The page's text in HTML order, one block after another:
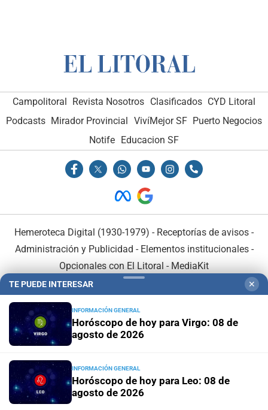
Campolitoral Revista Nosotros Clasificados CYD Litoral
Podcasts Mirador Provincial VivíMejor SF Puerto Negocios
Notife Educacion SF
Hemeroteca Digital (1930-1979) - Receptorías de avisos -
Administración y Publicidad - Elementos institucionales-
Opcionales con El Litoral - MediaKit
En Asociación con:
TE PUEDE INTERESAR ✕
INFORMACIÓN GENERAL
Horóscopo de hoy para Virgo: 08 de
agosto de 2026
INFORMACIÓN GENERAL
Horóscopo de hoy para Leo: 08 de
agosto de 2026